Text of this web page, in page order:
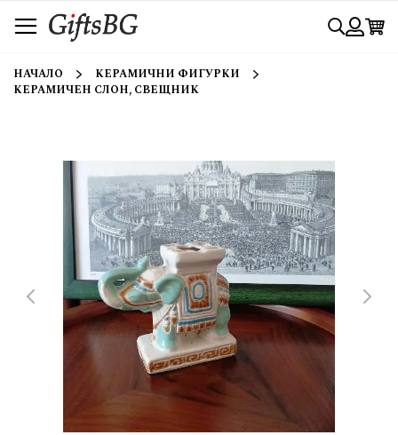
към
съдържанието
Търси
НАЧАЛО
КЕРАМИЧНИ ФИГУРКИ
КЕРАМИЧЕН СЛОН, СВЕЩНИК